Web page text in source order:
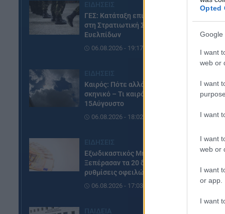
Opted
Google
I want
web or
I want
I want
I want
web or
I want
or app.
I want
ΓΕΣ: Κατάταξη επιτυχόντων
στη Στρατιωτική Σχολή
Ευελπίδων
06.08.2026 - 19:17
Καιρός: Πότε αλλάζει το
σκηνικό – Τι καιρό θα κάνει τον
15Αύγουστο
06.08.2026 - 18:02
Εξωδικαστικός Μηχανισμός:
Ξεπέρασαν τα 20 δισ. ευρώ οι
ρυθμίσεις οφειλών
06.08.2026 - 17:03
Ο